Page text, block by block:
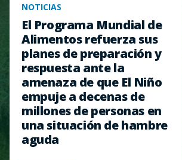
NOTICIAS
El Programa Mundial de
Alimentos refuerza sus
planes de preparación y
respuesta ante la
amenaza de que El Niño
empuje a decenas de
millones de personas en
una situación de hambre
aguda